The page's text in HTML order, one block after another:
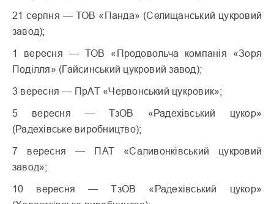
21 серпня — ТОВ «Панда» (Селищанський цукровий
завод);
1 вересня — ТОВ «Продовольча компанія «Зоря
Поділля» (Гайсинський цукровий завод);
3 вересня — ПрАТ «Червонський цукровик»;
5 вересня — ТзОВ «Радехівський цукор»
(Радехівське виробництво);
7 вересня — ПАТ «Саливонківський цукровий
завод»;
10 вересня — ТзОВ «Радехівський цукор»